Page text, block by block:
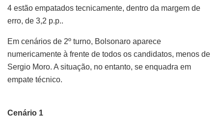
4 estão empatados tecnicamente, dentro da margem de
erro, de 3,2 p.p..
Em cenários de 2º turno, Bolsonaro aparece
numericamente à frente de todos os candidatos, menos de
Sergio Moro. A situação, no entanto, se enquadra em
empate técnico.
Cenário 1